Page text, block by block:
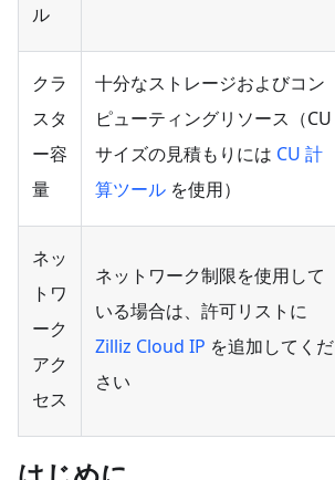
ル
クラ
スタ
ー容
量
十分なストレージおよびコン
ピューティングリソース（CU
サイズの見積もりには CU 計
算ツール を使用）
ネッ
トワ
ーク
アク
セス
ネットワーク制限を使用して
いる場合は、許可リストに
Zilliz Cloud IP を追加してくだ
さい
はじめに